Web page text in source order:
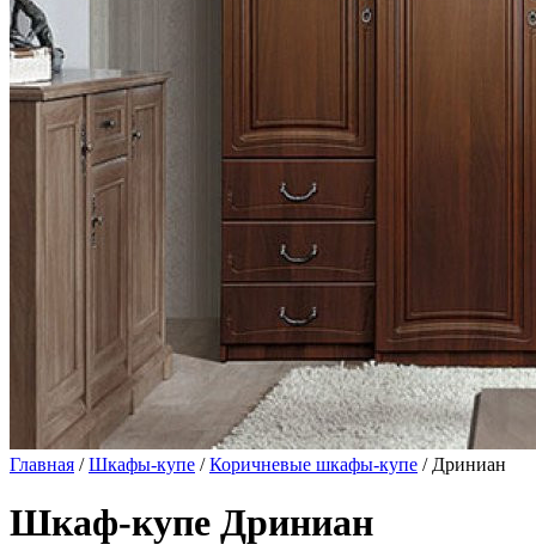
Главная /Шкафы-купе /Коричневые шкафы-купе / Дриниан
Шкаф-купе Дриниан